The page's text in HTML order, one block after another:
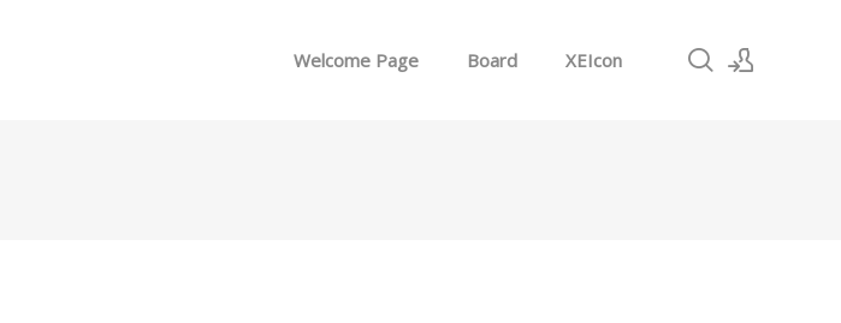
Welcome Page Board XEIcon